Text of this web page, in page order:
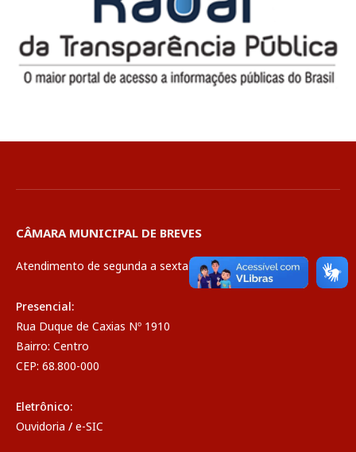
CÂMARA MUNICIPAL DE BREVES
Atendimento de segunda a sexta de 08:00 às 14:00
Presencial:
Rua Duque de Caxias Nº 1910
Bairro: Centro
CEP: 68.800-000
Eletrônico:
Ouvidoria / e-SIC